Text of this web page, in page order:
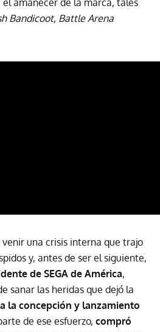
Bandicoot, Battle Arena
una crisis interna que trajo
y, antes de ser el siguiente,
de SEGA de América,
sanar las heridas que dejó la
la concepción y lanzamiento
de ese esfuerzo, compró